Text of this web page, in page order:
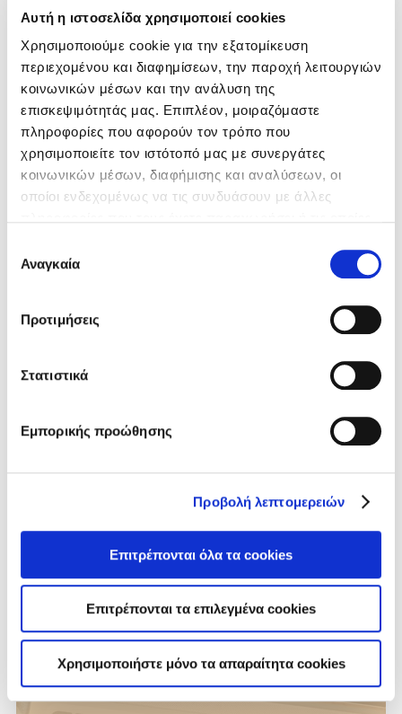
Αυτή η ιστοσελίδα χρησιμοποιεί cookies
Χρησιμοποιούμε cookie για την εξατομίκευση
περιεχομένου και διαφημίσεων, την παροχή λειτουργιών
κοινωνικών μέσων και την ανάλυση της
επισκεψιμότητάς μας. Επιπλέον, μοιραζόμαστε
πληροφορίες που αφορούν τον τρόπο που
χρησιμοποιείτε τον ιστότοπό μας με συνεργάτες
κοινωνικών μέσων, διαφήμισης και αναλύσεων, οι
οποίοι ενδεχομένως να τις συνδυάσουν με άλλες
των υπηρεσιών τους.
«Πληροφορίες για Cookies
συγκατάθεσης
Αναγκαία
Προτιμήσεις
Στατιστικά
Εμπορικής προώθησης
Προβολή λεπτομερειών
Επιτρέπονται όλα τα cookies
Επιτρέπονται τα επιλεγμένα cookies
Χρησιμοποιήστε μόνο τα απαραίτητα cookies
Ασφάλεια
Ειδικών Καλύψεων
Στην ΕΥΡΩΠΗ δεν υπάρχουν περιορισμοί.
Μόνο λύσεις!